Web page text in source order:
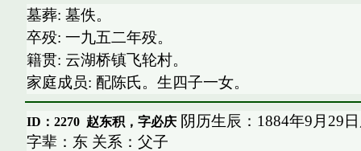
墓葬: 墓佚。
卒殁: 一九五二年殁。
籍贯: 云湖桥镇飞轮村。
家庭成员: 配陈氏。生四子一女。
ID：2270 赵东积，字必庆阴历生辰：1884年9月29
字辈：东 关系：父子